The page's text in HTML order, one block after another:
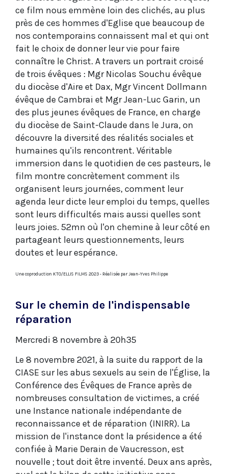
ce film nous emmène loin des clichés, au plus
près de ces hommes d'Eglise que beaucoup de
nos contemporains connaissent mal et qui ont
fait le choix de donner leur vie pour faire
connaître le Christ. A travers un portrait croisé
de trois évêques : Mgr Nicolas Souchu évêque
du diocèse d'Aire et Dax, Mgr Vincent Dollmann
évêque de Cambrai et Mgr Jean-Luc Garin, un
des plus jeunes évêques de France, en charge
du diocèse de Saint-Claude dans le Jura, on
découvre la diversité des réalités sociales et
humaines qu'ils rencontrent. Véritable
immersion dans le quotidien de ces pasteurs, le
film montre concrètement comment ils
organisent leurs journées, comment leur
agenda leur dicte leur emploi du temps, quelles
sont leurs difficultés mais aussi quelles sont
leurs joies. 52mn où l'on chemine à leur côté en
partageant leurs questionnements, leurs
doutes et leur espérance.
Une coproduction KTO/ELLIS FILMS 2023 - Réalisée par Jean-Yves Philippe
Sur le chemin de l'indispensable
réparation
Mercredi 8 novembre à 20h35
Le 8 novembre 2021, à la suite du rapport de la
CIASE sur les abus sexuels au sein de l'Église, la
Conférence des Évêques de France après de
nombreuses consultation de victimes, a créé
une Instance nationale indépendante de
reconnaissance et de réparation (INIRR). La
mission de l'instance dont la présidence a été
confiée à Marie Derain de Vaucresson, est
nouvelle ; tout doit être inventé. Deux ans après,